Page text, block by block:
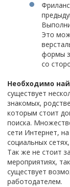
Это
формы
со
Необходимо
существует
знакомых,
которым стоит
поиска.
сети Интернет,
социальных
Так же не стоит
мероприятиях,
существует
работодателем.